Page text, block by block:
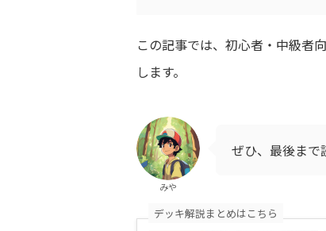
この記事では、初心者・中級者
します。
みや
ぜひ、最後まで
デッキ解説まとめはこちら